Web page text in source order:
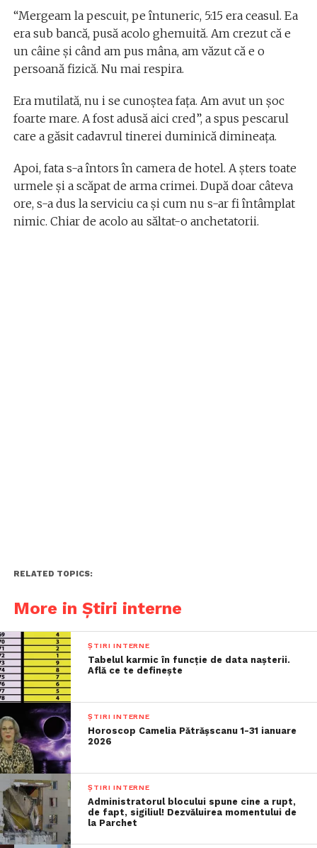
“Mergeam la pescuit, pe întuneric, 5:15 era ceasul. Ea
era sub bancă, pusă acolo ghemuită. Am crezut că e
un câine și când am pus mâna, am văzut că e o
persoană fizică. Nu mai respira.
Era mutilată, nu i se cunoștea fața. Am avut un șoc
foarte mare. A fost adusă aici cred”, a spus pescarul
care a găsit cadavrul tinerei duminică dimineața.
Apoi, fata s-a întors în camera de hotel. A șters toate
urmele și a scăpat de arma crimei. După doar câteva
ore, s-a dus la serviciu ca și cum nu s-ar fi întâmplat
nimic. Chiar de acolo au săltat-o anchetatorii.
RELATED TOPICS:
More in Știri interne
ȘTIRI INTERNE
Tabelul karmic în funcție de data nașterii.
Află ce te definește
ȘTIRI INTERNE
Horoscop Camelia Pătrășscanu 1-31 ianuare
2026
ȘTIRI INTERNE
Administratorul blocului spune cine a rupt,
de fapt, sigiliul! Dezvăluirea momentului de
la Parchet